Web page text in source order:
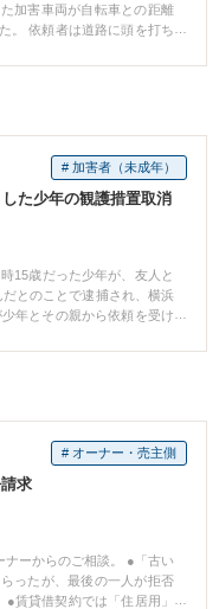
加害車両が自転車との距離
。 依頼者は道路に頭を打ち
族から相談を受け、依頼者
点で依頼を受けた。 【当事
かったため、弁護士におい
診断を受けるまで2週間に一
いて相談しながら治療を続
症状固定の診断を受けたた
労災保険による障害等級認
ける障害等級は7級であった
況を項目ごとに文章化した
申請をしたところ自賠責保
交渉を行った。 交渉スター
。 【結果】 本件事故には
部考慮してもらうことがで
受領金額と合わせて約7500
損害賠償額が大きくなる交
階から裁判という段階に移
賠償金に多額の遅延損害金
間をかけて粘り強く交渉す
# 加害者（未成年）
た少年の観護措置取消
15歳だった少年が、友人と
とのことで逮捕され、横浜
年とその親から依頼を受け
れていた。 そのため、弁護
めた。 具体的には、少年は
った。 また、弁護士が少年
ところ、勉強机や寝具等が
点も感じられなかった。 そ
、その中で、 ・少年の学校
が少年のことをとても心配
られないことを付添人が確
く在宅でも十分可能なこと
しまうおそれが強いこと 等
# オーナー・売主側
求
ナーからのご相談。 ●「古い
ったが、最後の一人が拒否
賃貸借契約では「住居用」